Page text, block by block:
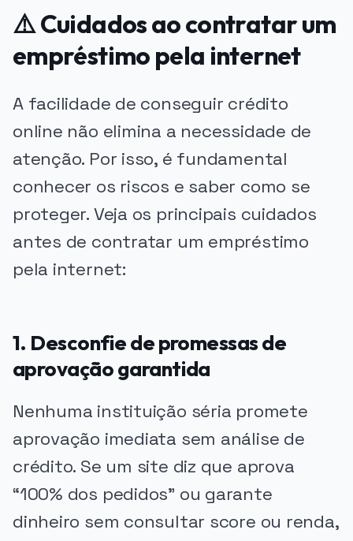
⚠️ Cuidados ao contratar um
empréstimo pela internet
A facilidade de conseguir crédito
online não elimina a necessidade de
atenção. Por isso, é fundamental
conhecer os riscos e saber como se
proteger. Veja os principais cuidados
antes de contratar um empréstimo
pela internet:
1. Desconfie de promessas de
aprovação garantida
Nenhuma instituição séria promete
aprovação imediata sem análise de
crédito. Se um site diz que aprova
“100% dos pedidos” ou garante
dinheiro sem consultar score ou renda,